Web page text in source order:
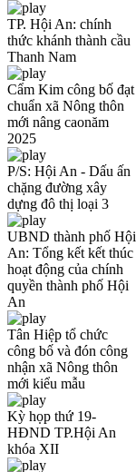
TP. Hội An: chính
thức khánh thành cầu
Thanh Nam
Cẩm Kim công bố đạt
chuẩn xã Nông thôn
mới nâng caonăm
2025
P/S: Hội An - Dấu ấn
chặng đường xây
dựng đô thị loại 3
UBND thành phố Hội
An: Tổng kết kết thúc
hoạt động của chính
quyền thành phố Hội
An
Tân Hiệp tổ chức
công bố và đón công
nhận xã Nông thôn
mới kiểu mẫu
Kỳ họp thứ 19-
HĐND TP.Hội An
khóa XII